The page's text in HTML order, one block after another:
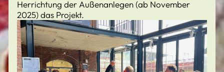
Herrichtung der Außenanlegen (ab November
2025) das Projekt.